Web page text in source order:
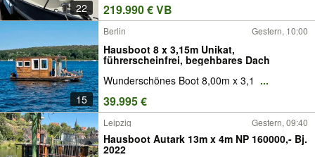
22 219.990 € VB
15
Berlin Gestern, 10:00
Hausboot 8 x 3,15m Unikat,
führerscheinfrei, begehbares Dach
Wunderschönes Boot 8,00m x 3,1 ...
39.995 €
Leipzig Gestern, 09:40
Hausboot Autark 13m x 4m NP 160000,- Bj.
2022